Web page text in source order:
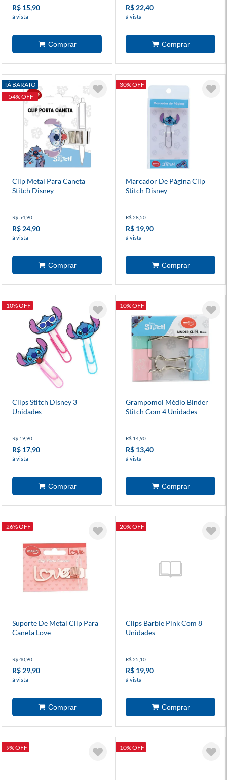
R$ 15,90
à vista
R$ 22,40
à vista
TÁ BARATO
-54% OFF
Clip Metal Para Caneta
Stitch Disney
R$ 54,90
R$ 24,90
à vista
-30% OFF
Marcador De Página Clip
Stitch Disney
R$ 28,50
R$ 19,90
à vista
-10% OFF
Clips Stitch Disney 3
Unidades
R$ 19,90
R$ 17,90
à vista
-10% OFF
Grampomol Médio Binder
Stitch Com 4 Unidades
R$ 14,90
R$ 13,40
à vista
-26% OFF
Suporte De Metal Clip Para
Caneta Love
R$ 40,90
R$ 29,90
à vista
-20% OFF
Clips Barbie Pink Com 8
Unidades
R$ 25,10
R$ 19,90
à vista
-9% OFF -10% OFF